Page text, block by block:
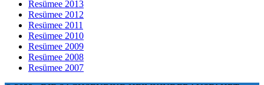
Resümee 2013
Resümee 2012
Resümee 2011
Resümee 2010
Resümee 2009
Resümee 2008
Resümee 2007